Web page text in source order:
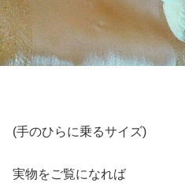
(手のひらに乗るサイズ)
実物をご覧になれば